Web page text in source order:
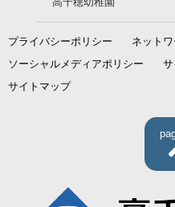
高千穂幼稚園
プライバシーポリシー
ネット
ソーシャルメディアポリシー
サイトマップ